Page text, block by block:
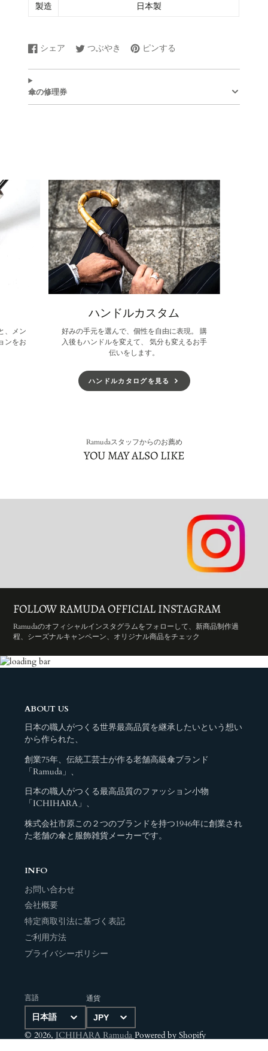
製造
日本製
シェア
Facebook
シ
ェ
ア
新
い
ウ
ィ
つぶやき
Twitter
ー
新
ィ
ま
す。
ピンする
Pinterest
す
新
ィ
ま
す。
傘の修理券
、メン
ンをお
ハンドルカスタム
好みの手元を選んで、個性を自由に表現。 購
入後もハンドルを変えて、 気分も変えるお手
伝いをします。
ハンドルカタログを見る
Ramudaスタッフからのお薦め
YOU MAY ALSO LIKE
FOLLOW RAMUDA OFFICIAL INSTAGRAM
Ramudaのオフィシャルインスタグラムをフォローして、新商品制作過
程、シーズナルキャンペーン、オリジナル商品をチェック
ABOUT US
日本の職人がつくる世界最高品質を継承したいという想い
から作られた、
創業75年、伝統工芸士が作る老舗高級傘ブランド
「Ramuda」、
日本の職人がつくる最高品質のファッション小物
「ICHIHARA」、
株式会社市原この２つのブランドを持つ1946年に創業され
た老舗の傘と服飾雑貨メーカーです。
INFO
お問い合わせ
会社概要
特定商取引法に基づく表記
ご利用方法
プライバシーポリシー
言語 通貨
© 2026, ICHIHARA Ramuda Powered by Shopify